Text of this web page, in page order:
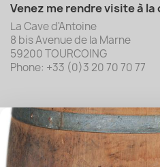
Venez me rendre visite à la
La Cave d'Antoine
8 bis Avenue de la Marne
59200 TOURCOING
Phone: +33 (0)3 20 70 70 77